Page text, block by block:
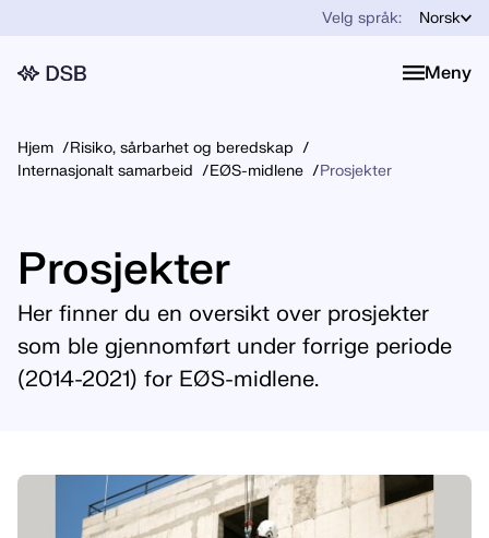
Velg språk: Norsk
Meny
Meny
Hjem
Risiko, sårbarhet og beredskap
Internasjonalt samarbeid
EØS-midlene Prosjekter
Prosjekter
Her finner du en oversikt over prosjekter
som ble gjennomført under forrige periode
(2014-2021) for EØS-midlene.